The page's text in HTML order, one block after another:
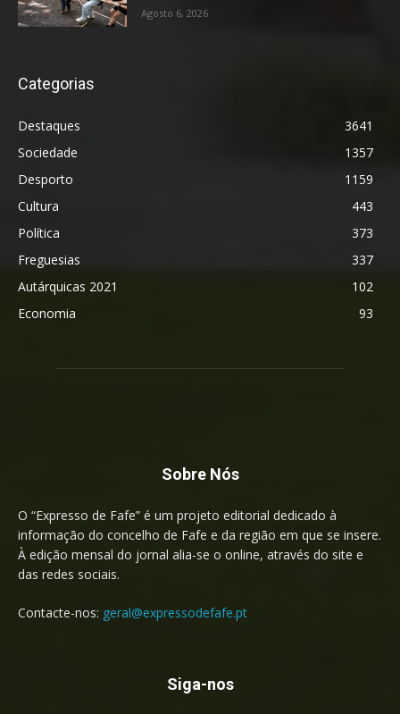
Agosto 6, 2026
Categorias
Destaques
3641
Sociedade
1357
Desporto
1159
Cultura
443
Política
373
Freguesias
337
Autárquicas 2021
102
Economia
93
Sobre Nós
O “Expresso de Fafe” é um projeto editorial dedicado à
informação do concelho de Fafe e da região em que se insere.
À edição mensal do jornal alia-se o online, através do site e
das redes sociais.
Contacte-nos: geral@expressodefafe.pt
Siga-nos